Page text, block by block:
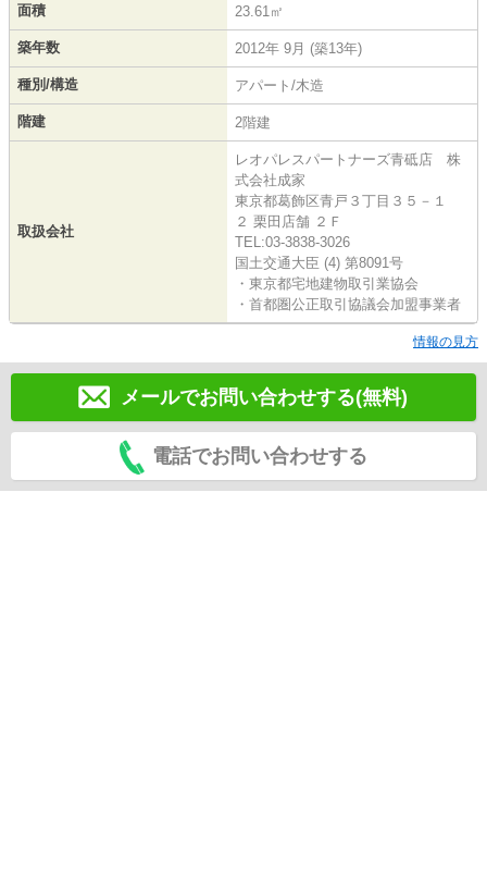
面積 23.61㎡
築年数 2012年 9月 (築13年)
種別/構造 アパート/木造
階建 2階建
取扱会社
レオパレスパートナーズ青砥店 株
式会社成家
東京都葛飾区青戸３丁目３５－１
２ 栗田店舗 ２Ｆ
TEL:03-3838-3026
国土交通大臣 (4) 第8091号
・東京都宅地建物取引業協会
・首都圏公正取引協議会加盟事業者
情報の見方
メールでお問い合わせする(無料)
電話でお問い合わせする